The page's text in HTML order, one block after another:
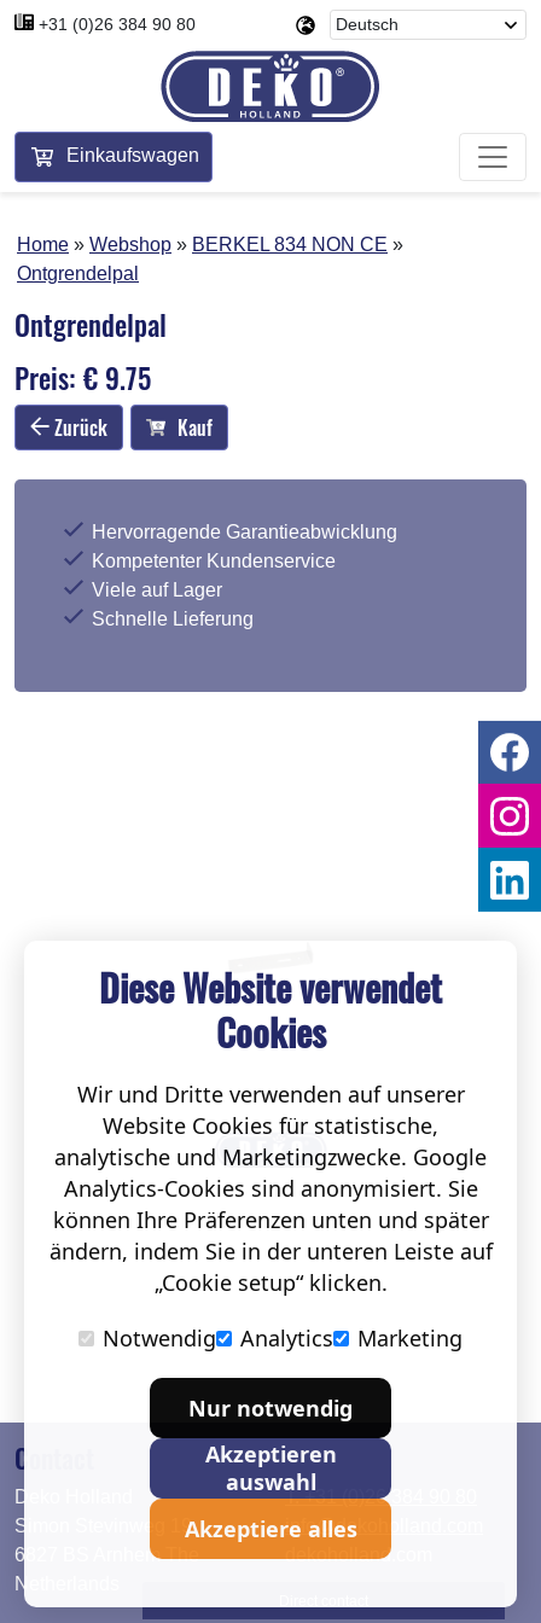
+31 (0)26 384 90 80
Einkaufswagen
Home Webshop
BERKEL 834 NON CE
Ontgrendelpal
Ontgrendelpal
Preis: € 9.75
Zurück Kauf
Hervorragende Garantieabwicklung
Kompetenter Kundenservice
Viele auf Lager
Schnelle Lieferung
Contact
Deko Holland
Simon Stevinweg 19
6827 BS Arnhem The
Netherlands
T. +31 (0)26 384 90 80
info@dekoholland.com
dekoholland.com
Diese Website verwendet
Cookies
Wir und Dritte verwenden auf unserer
Website Cookies für statistische,
analytische und Marketingzwecke. Google
Analytics-Cookies sind anonymisiert. Sie
können Ihre Präferenzen unten und später
ändern, indem Sie in der unteren Leiste auf
„Cookie setup“ klicken.
Notwendig
Analytics Marketing
Nur notwendig
Akzeptieren
auswahl
Akzeptiere alles